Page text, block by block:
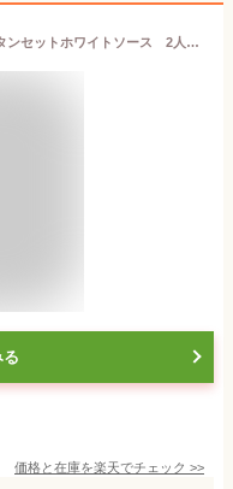
★まとめ買い★ 日清フーズ グラタンセットホワイトソース 2人前 ×12個【イージャパンモール】
価格と在庫を楽天でチェック >>